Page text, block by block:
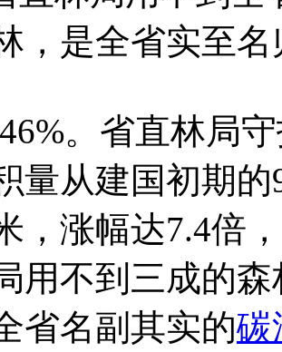
，是全省实至
。省直林局
量从建国初期
，涨幅达7.4倍
用不到三成的
省名副其实的碳